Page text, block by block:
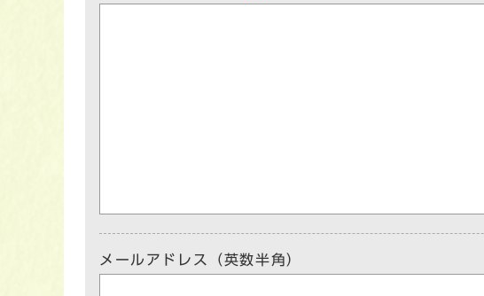
メールアドレス（英数半角）